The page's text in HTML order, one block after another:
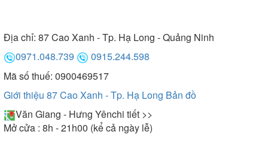
Địa chỉ: 87 Cao Xanh - Tp. Hạ Long - Quảng Ninh
0971.048.739
0915.244.598
Mã số thuế: 0900469517
Giới thiệu 87 Cao Xanh - Tp. Hạ Long Bản đồ
Văn Giang - Hưng Yênchi tiết >>
Mở cửa : 8h - 21h00 (kể cả ngày lễ)